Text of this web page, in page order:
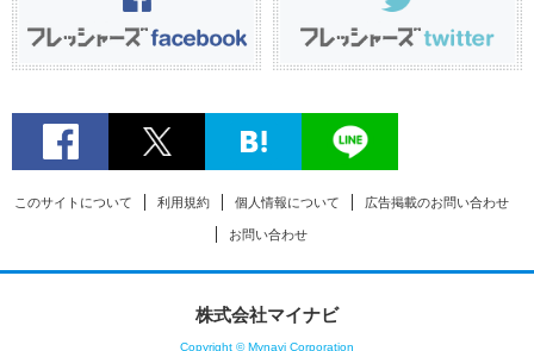
このサイトについて 利用規約 個人情報について 広告掲載のお問い合わせ
お問い合わせ
株式会社マイナビ
Copyright © Mynavi Corporation